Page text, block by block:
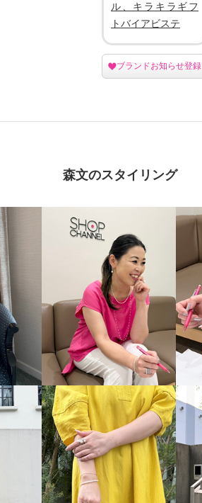
ル、キラキラギフ
トバイアビステ
ブランドお知らせ登録
森文のスタイリング